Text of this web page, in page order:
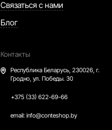
Связаться с нами
Блог
Контакты
Республика Беларусь, 230026, г.
Гродно, ул. Победы. 30
+375 (33) 622-69-66
email: info@conteshop.by